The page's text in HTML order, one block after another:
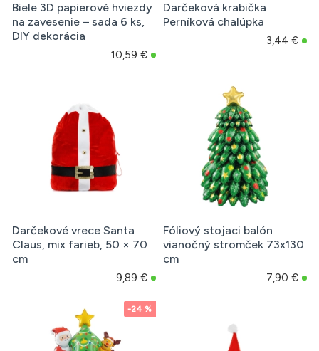
Biele 3D papierové hviezdy
na zavesenie – sada 6 ks,
DIY dekorácia
10,59 €
Darčeková krabička
Perníková chalúpka
3,44 €
Darčekové vrece Santa
Claus, mix farieb, 50 × 70
cm
9,89 €
Fóliový stojaci balón
vianočný stromček 73x130
cm
7,90 €
-24 %